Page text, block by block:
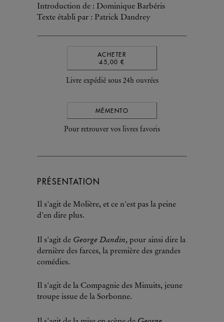
Introduction de : Dominique Barbéris
Texte établi par : Patrick Dandrey
ACHETER
45,00 €
Livre expédié sous 24h ouvrées
MÉMENTO
Pour retrouver vos livres favoris
PRÉSENTATION
Il s'agit de Molière, et ce n'est pas la peine
d'en dire plus.
Il s'agit de George Dandin, pour ainsi dire la
dernière des farces, la première des grandes
comédies.
Il s'agit de la Compagnie des Minuits, jeune
troupe issue de la Sorbonne.